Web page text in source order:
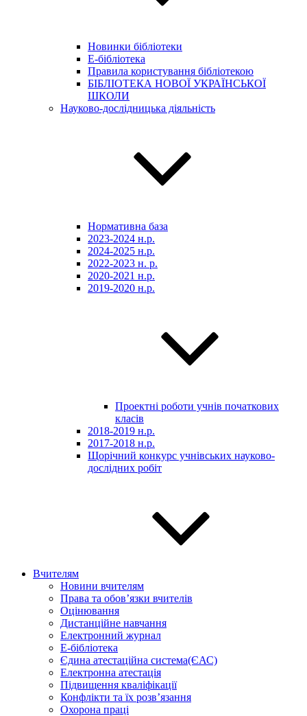
Новинки бібліотеки
E-бібліотека
Правила користування бібліотекою
БІБЛІОТЕКА НОВОЇ УКРАЇНСЬКОЇ
ШКОЛИ
Науково-дослідницька діяльність
Нормативна база
2023-2024 н.р.
2024-2025 н.р.
2022-2023 н. р.
2020-2021 н.р.
2019-2020 н.р.
Проектні роботи учнів початкових
класів
2018-2019 н.р.
2017-2018 н.р.
Щорічний конкурс учнівських науково-
дослідних робіт
Вчителям
Новини вчителям
Права та обов’язки вчителів
Оцінювання
Дистанційне навчання
Електронний журнал
E-бібліотека
Єдина атестаційна система(ЄАС)
Електронна атестація
Підвищення кваліфікації
Конфлікти та їх розв’язання
Охорона праці